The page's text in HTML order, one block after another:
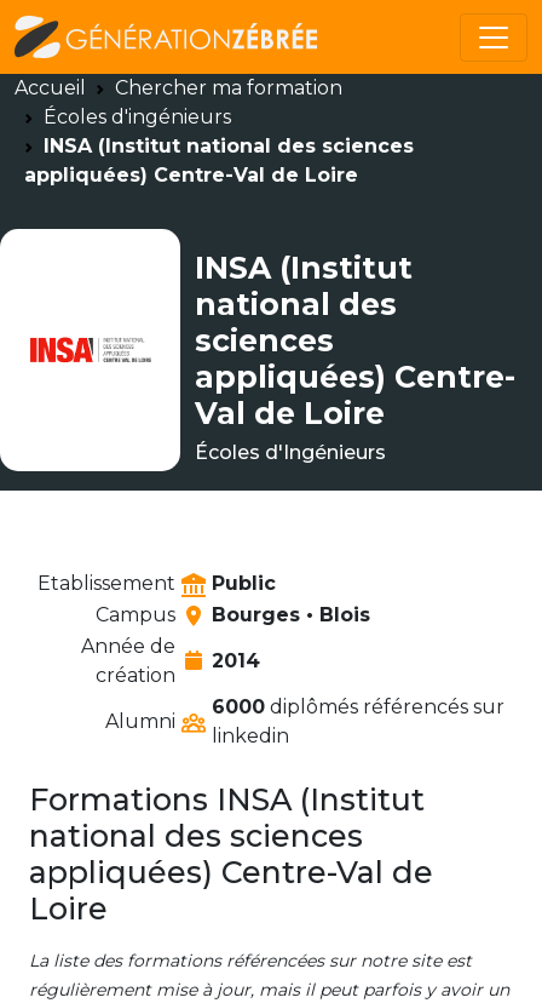
Accueil
Chercher ma formation
Écoles d'ingénieurs
INSA (Institut national des sciences
appliquées) Centre-Val de Loire
INSA (Institut
national des
sciences
appliquées) Centre-
Val de Loire
Écoles d'Ingénieurs
Etablissement
Public
Campus
Bourges • Blois
Année de
création
2014
Alumni
6000 diplômés référencés sur
linkedin
Formations INSA (Institut
national des sciences
appliquées) Centre-Val de
Loire
La liste des formations référencées sur notre site est
régulièrement mise à jour, mais il peut parfois y avoir un